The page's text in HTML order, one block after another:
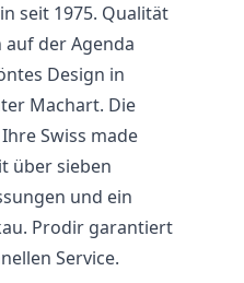
seit 1975. Qualität
der Agenda
Design in
Machart. Die
Swiss made
über sieben
und ein
Prodir garantiert
Service.